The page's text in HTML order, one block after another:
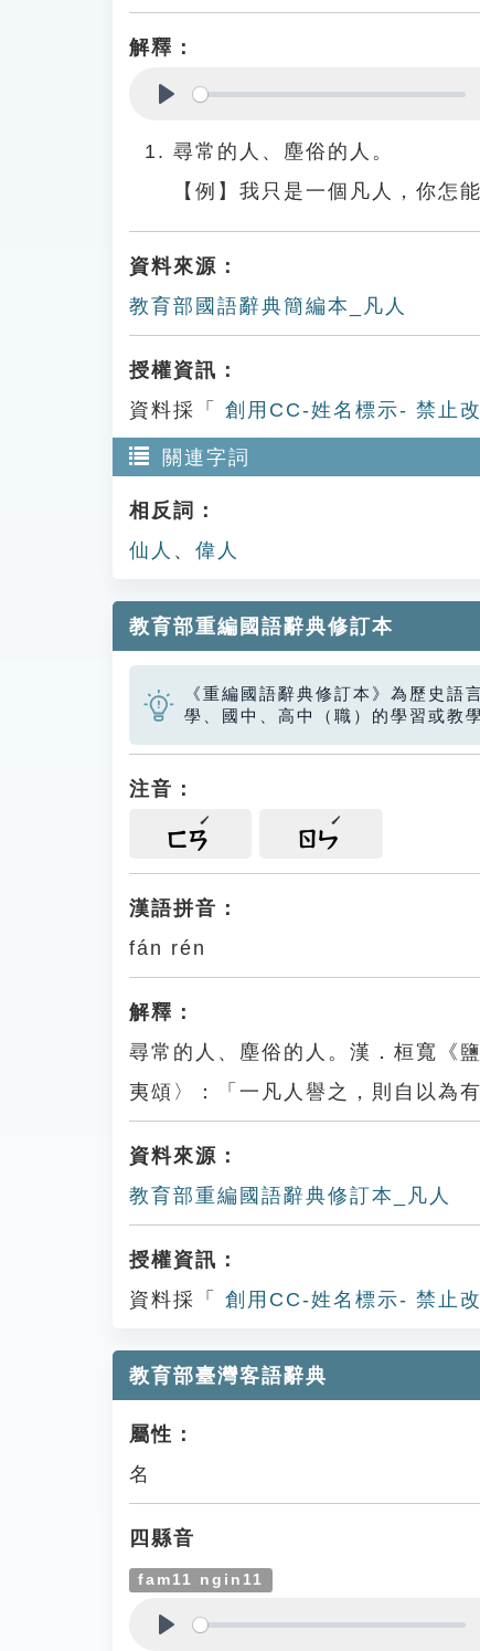
解釋：
尋常的人、塵俗的人。
【例】我只是一個凡人，你怎
資料來源：
教育部國語辭典簡編本_凡人
授權資訊：
資料採「
創用CC-姓名標示- 禁止
關連字詞
相反詞：
仙人 、 偉人
教育部重編國語辭典修訂本
《重編國語辭典修訂本》為歷史
學、國中、高中（職）的學習或教
注音：
ㄈㄢ ㄖㄣ
漢語拼音：
fán rén
解釋：
尋常的人、塵俗的人。漢．桓寬《
夷頌〉：「一凡人譽之，則自以為
資料來源：
教育部重編國語辭典修訂本_凡人
授權資訊：
資料採「
創用CC-姓名標示- 禁止
教育部臺灣客語辭典
屬性：
名
四縣音
fam11 ngin11